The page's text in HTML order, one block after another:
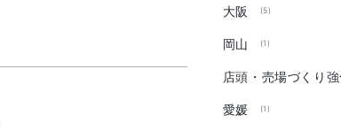
大阪 (5)
岡山 (1)
店頭・売場づくり
愛媛 (1)